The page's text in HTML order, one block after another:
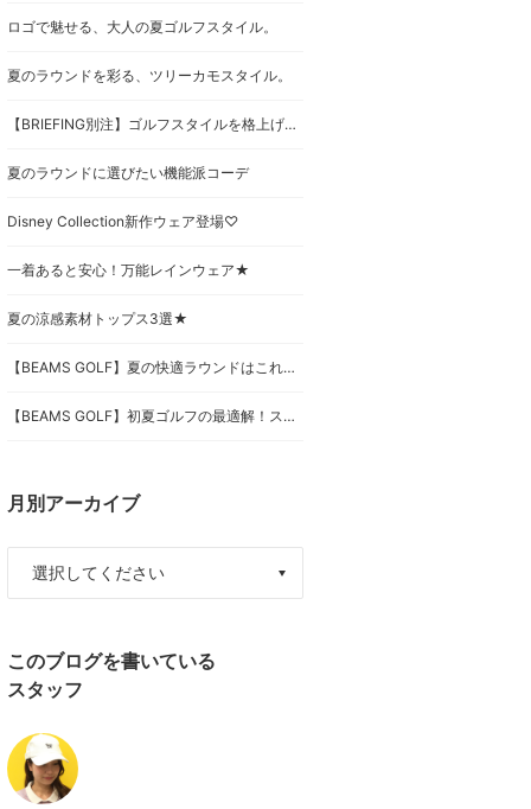
ロゴで魅せる、大人の夏ゴルフスタイル。
夏のラウンドを彩る、ツリーカモスタイル。
【BRIEFING別注】ゴルフスタイルを格上げする、WOODLAND CAMOUFLAGEシリーズ
夏のラウンドに選びたい機能派コーデ
Disney Collection新作ウェア登場♡
一着あると安心！万能レインウェア★
夏の涼感素材トップス3選★
【BEAMS GOLF】夏の快適ラウンドはこれ一択！女性目線でも大絶賛の「ORANGE LABEL」涼感アイテムをご紹介！
【BEAMS GOLF】初夏ゴルフの最適解！スタッフが本気で推す「ORANGE LABEL」の最新マストバイ3選！
月別アーカイブ
このブログを書いている
スタッフ